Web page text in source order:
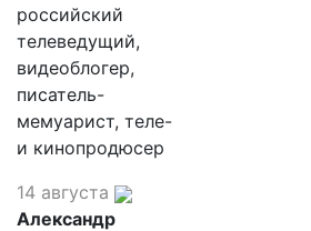
российский
телеведущий,
видеоблогер,
писатель-
мемуарист, теле-
и кинопродюсер
14 августа
Александр